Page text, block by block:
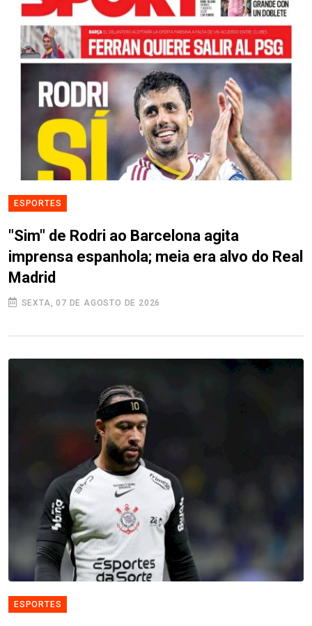
ESPORTES
"Sim" de Rodri ao Barcelona agita
imprensa espanhola; meia era alvo do Real
Madrid
SEXTA, 07 DE AGOSTO DE 2026
ESPORTES